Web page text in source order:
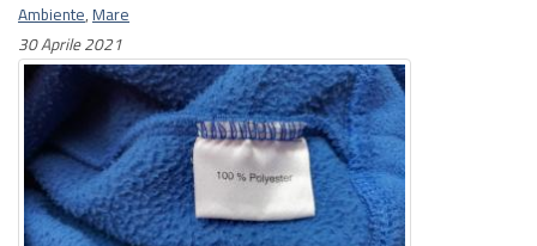
Ambiente, Mare
30 Aprile 2021